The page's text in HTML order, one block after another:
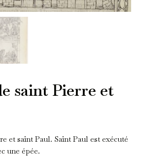
saint Pierre et
et saint Paul. Saint Paul est exécuté
une épée.